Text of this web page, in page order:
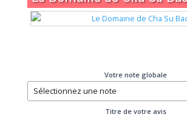
Votre note globale
Titre de votre avis